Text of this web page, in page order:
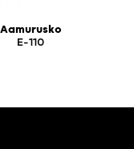
Aamurusko
E-110